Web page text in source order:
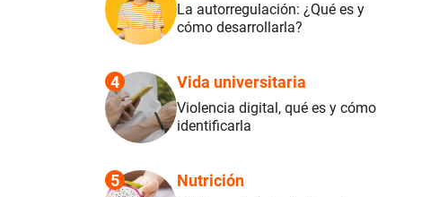
La autorregulación: ¿Qué es y
cómo desarrollarla?
4 Vida universitaria
Violencia digital, qué es y cómo
identificarla
5 Nutrición